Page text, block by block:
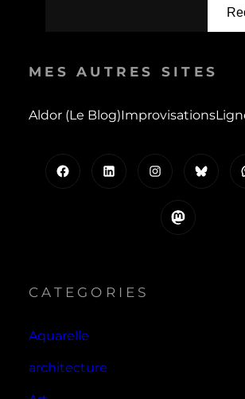
MES AUTRES SITES
Aldor (le Blog)Improvisations
Instagram WhatsApp
Mastodon
CATEGORIES
Aquarelle
architecture